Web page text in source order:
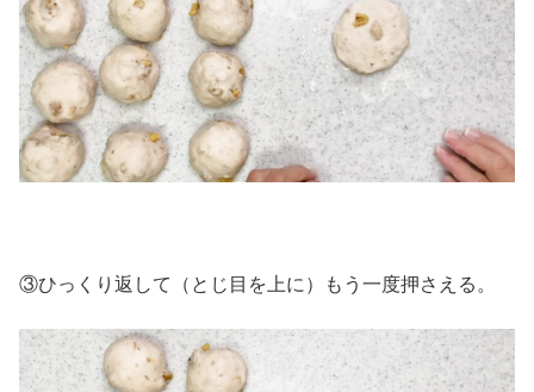
③ひっくり返して（とじ目を上に）もう一度押さえる。